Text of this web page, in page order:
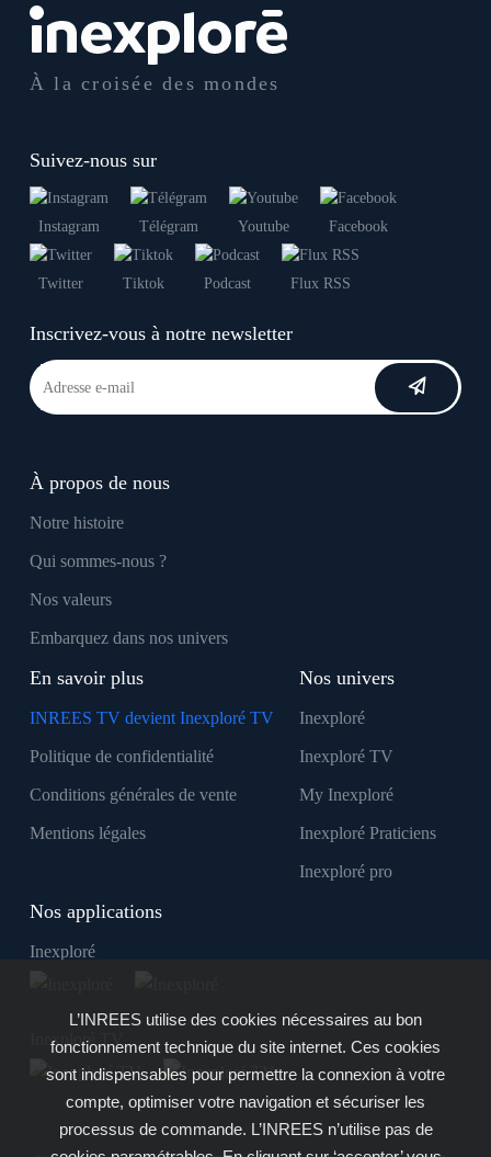
À la croisée des mondes
Suivez-nous sur
Instagram Télégram Youtube Facebook
Twitter Tiktok Podcast Flux RSS
Inscrivez-vous à notre newsletter
À propos de nous
Notre histoire
Qui sommes-nous ?
Nos valeurs
Embarquez dans nos univers
En savoir plus
INREES TV devient Inexploré TV
Politique de confidentialité
Conditions générales de vente
Mentions légales
Nos univers
Inexploré
Inexploré TV
My Inexploré
Inexploré Praticiens
Inexploré pro
Nos applications
Inexploré
Inexploré TV
L’INREES utilise des cookies nécessaires au bon
fonctionnement technique du site internet. Ces cookies
sont indispensables pour permettre la connexion à votre
compte, optimiser votre navigation et sécuriser les
processus de commande. L’INREES n’utilise pas de